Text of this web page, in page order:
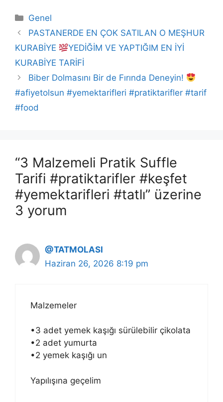
Kategoriler
Genel
PASTANERDE EN ÇOK SATILAN O MEŞHUR
KURABİYE
YEDİĞİM VE YAPTIĞIM EN İYİ
KURABİYE TARİFİ
Biber Dolmasını Bir de Fırında Deneyin!
#afiyetolsun #yemektarifleri #pratiktarifler #tarif
#food
“3 Malzemeli Pratik Suffle
Tarifi #pratiktarifler #keşfet
#yemektarifleri #tatlı” üzerine
3 yorum
@TATMOLASI
Haziran 26, 2026 8:19 pm
Malzemeler
•3 adet yemek kaşığı sürülebilir çikolata
•2 adet yumurta
•2 yemek kaşığı un
Yapılışına geçelim